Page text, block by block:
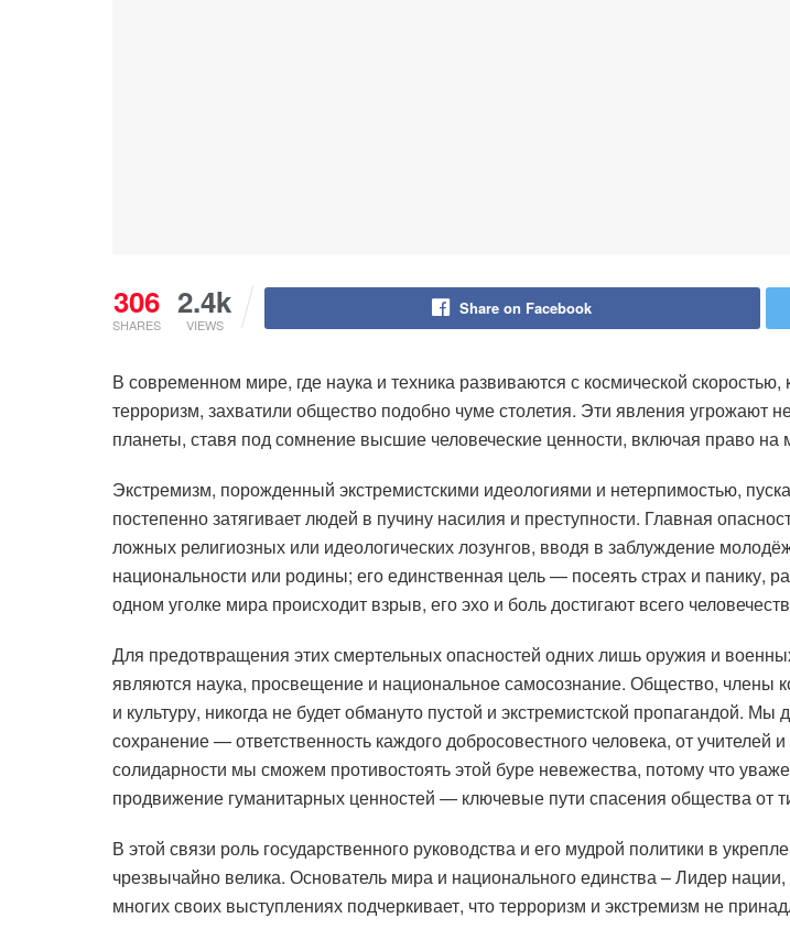
306
SHARES
2.4k
VIEWS
Share on Facebook
В современном мире, где наука и техника развиваются с космической
терроризм, захватили общество подобно чуме столетия. Эти явления угрожают
планеты, ставя под сомнение высшие человеческие ценности, включая право на
Экстремизм, порожденный экстремистскими идеологиями и нетерпимостью,
постепенно затягивает людей в пучину насилия и преступности. Главная
ложных религиозных или идеологических лозунгов, вводя в заблуждение
национальности или родины; его единственная цель — посеять страх и панику,
одном уголке мира происходит взрыв, его эхо и боль достигают всего
Для предотвращения этих смертельных опасностей одних лишь оружия и
являются наука, просвещение и национальное самосознание. Общество,
и культуру, никогда не будет обмануто пустой и экстремистской пропагандой.
сохранение — ответственность каждого добросовестного человека, от учителей
солидарности мы сможем противостоять этой буре невежества, потому что
продвижение гуманитарных ценностей — ключевые пути спасения общества от
В этой связи роль государственного руководства и его мудрой политики в
чрезвычайно велика. Основатель мира и национального единства – Лидер
многих своих выступлениях подчеркивает, что терроризм и экстремизм не